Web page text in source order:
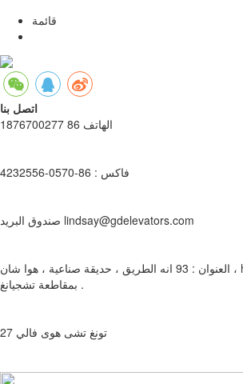
قائمة
اتصل بنا
الهاتف 86 1876700277
فاكس : 86-0570-4232556
صندوق البريد lindsay@gdelevators.com
العنوان : 93 انه الطريق ، حديقة صناعية ، هوا شان ، hecun تاون ، مدينة جيانغ
بمقاطعة تشجيانغ .
تونغ تشى هوى فالي 27